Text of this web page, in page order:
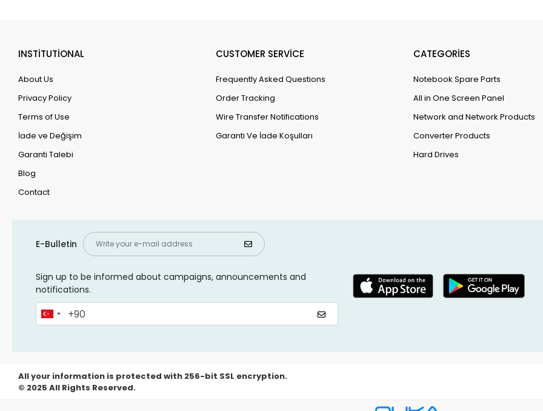
INSTİTUTİONAL
About Us
Privacy Policy
Terms of Use
İade ve Değişim
Garanti Talebi
Blog
Contact
CUSTOMER SERVİCE
Frequently Asked Questions
Order Tracking
Wire Transfer Notifications
Garanti Ve İade Koşulları
CATEGORİES
Notebook Spare Parts
All in One Screen Panel
Network and Network Products
Converter Products
Hard Drives
E-Bulletin
Sign up to be informed about campaigns, announcements and
notifications.
All your information is protected with 256-bit SSL encryption.
© 2025 All Rights Reserved.